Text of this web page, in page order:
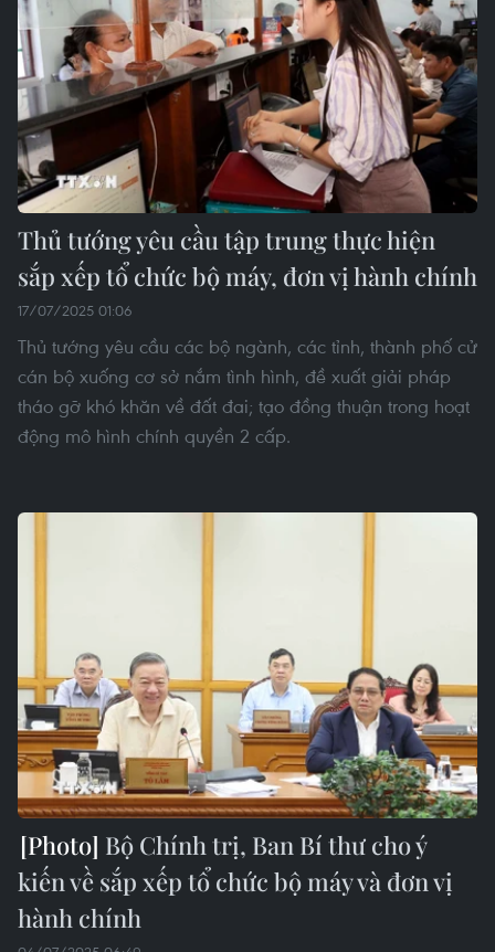
Thủ tướng yêu cầu tập trung thực hiện
sắp xếp tổ chức bộ máy, đơn vị hành chính
17/07/2025 01:06
Thủ tướng yêu cầu các bộ ngành, các tỉnh, thành phố cử
cán bộ xuống cơ sở nắm tình hình, đề xuất giải pháp
tháo gỡ khó khăn về đất đai; tạo đồng thuận trong hoạt
động mô hình chính quyền 2 cấp.
Bộ Chính trị, Ban Bí thư cho ý
kiến về sắp xếp tổ chức bộ máy và đơn vị
hành chính